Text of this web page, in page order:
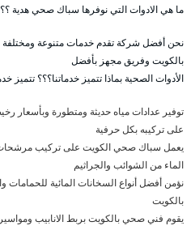
ما هي الادوات التي نوفرها سباك صحي هدية
نحن أفضل شركة تقدم خدمات متنوعة
بالكويت وفريق مجهز بأفضل
الأدوات الصحية بماذا تتميز خدماتنا؟؟؟ تتميز
توفير عدادات مياه حديثة ومتطورة وبأسعار
على تركيبه بكل حرفية
يعمل سباك صحي الكويت على تركيب مرشحات
الماء من الشوائب والجراثيم
نؤمن أفضل أنواع السخانات المائية
بالكويت
يقوم فني صحي بالكويت بربط الانابيب